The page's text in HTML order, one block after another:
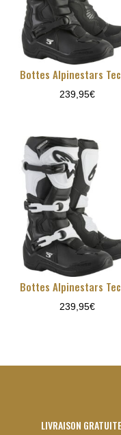
Bottes Alpinestars
239,95€
Bottes Alpinestars
239,95€
LIVRAISON